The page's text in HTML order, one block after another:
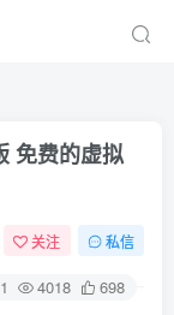
免费的虚拟
关注 私信
1 4018 698